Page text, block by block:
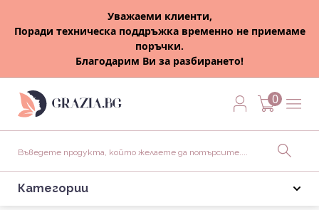
Уважаеми клиенти,
Поради техническа поддръжка временно не приемаме
поръчки.
Благодарим Ви за разбирането!
0
Категории